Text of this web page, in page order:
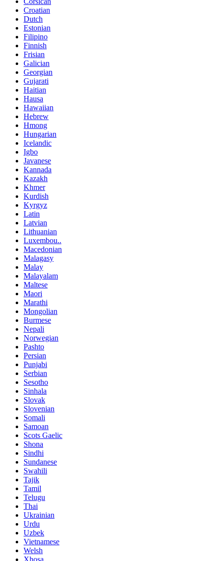
Croatian
Dutch
Estonian
Filipino
Finnish
Frisian
Galician
Georgian
Gujarati
Haitian
Hausa
Hawaiian
Hebrew
Hmong
Hungarian
Icelandic
Igbo
Javanese
Kannada
Kazakh
Khmer
Kurdish
Kyrgyz
Latin
Latvian
Lithuanian
Luxembou..
Macedonian
Malagasy
Malay
Malayalam
Maltese
Maori
Marathi
Mongolian
Burmese
Nepali
Norwegian
Pashto
Persian
Punjabi
Serbian
Sesotho
Sinhala
Slovak
Slovenian
Somali
Samoan
Scots Gaelic
Shona
Sindhi
Sundanese
Swahili
Tajik
Tamil
Telugu
Thai
Ukrainian
Urdu
Uzbek
Vietnamese
Welsh